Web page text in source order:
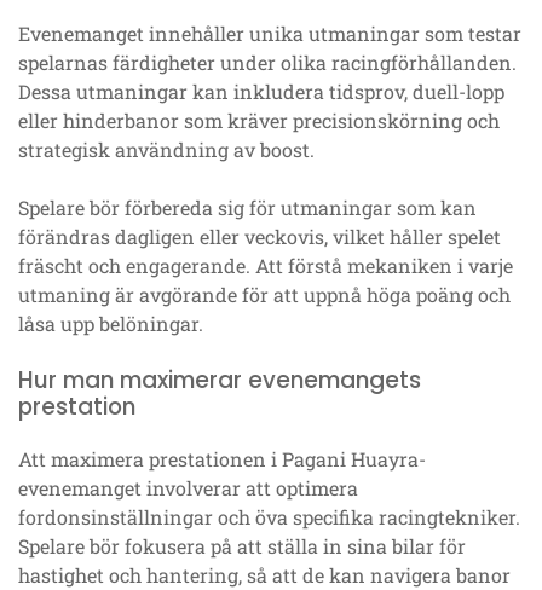
Evenemanget innehåller unika utmaningar som testar
spelarnas färdigheter under olika racingförhållanden.
Dessa utmaningar kan inkludera tidsprov, duell-lopp
eller hinderbanor som kräver precisionskörning och
strategisk användning av boost.
Spelare bör förbereda sig för utmaningar som kan
förändras dagligen eller veckovis, vilket håller spelet
fräscht och engagerande. Att förstå mekaniken i varje
utmaning är avgörande för att uppnå höga poäng och
låsa upp belöningar.
Hur man maximerar evenemangets
prestation
Att maximera prestationen i Pagani Huayra-
evenemanget involverar att optimera
fordonsinställningar och öva specifika racingtekniker.
Spelare bör fokusera på att ställa in sina bilar för
hastighet och hantering, så att de kan navigera banor